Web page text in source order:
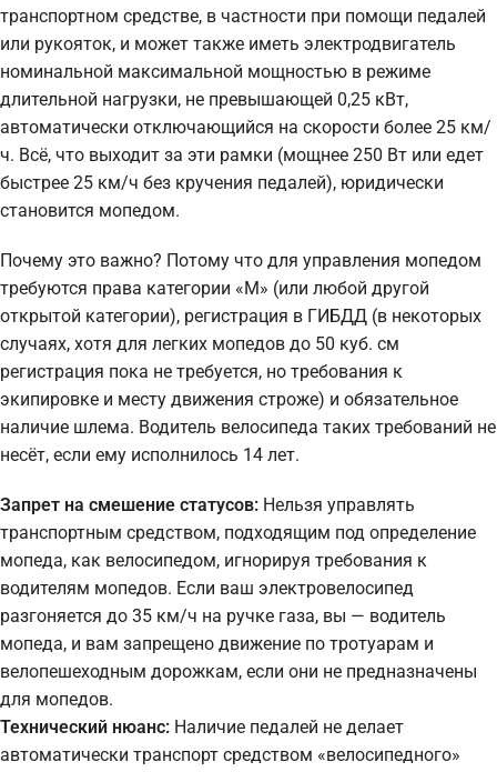
транспортном средстве, в частности при помощи педалей
или рукояток, и может также иметь электродвигатель
номинальной максимальной мощностью в режиме
длительной нагрузки, не превышающей 0,25 кВт,
автоматически отключающийся на скорости более 25 км/
ч. Всё, что выходит за эти рамки (мощнее 250 Вт или едет
быстрее 25 км/ч без кручения педалей), юридически
становится мопедом.
Почему это важно? Потому что для управления мопедом
требуются права категории «М» (или любой другой
открытой категории), регистрация в ГИБДД (в некоторых
случаях, хотя для легких мопедов до 50 куб. см
регистрация пока не требуется, но требования к
экипировке и месту движения строже) и обязательное
наличие шлема. Водитель велосипеда таких требований не
несёт, если ему исполнилось 14 лет.
Запрет на смешение статусов: Нельзя управлять
транспортным средством, подходящим под определение
мопеда, как велосипедом, игнорируя требования к
водителям мопедов. Если ваш электровелосипед
разгоняется до 35 км/ч на ручке газа, вы — водитель
мопеда, и вам запрещено движение по тротуарам и
велопешеходным дорожкам, если они не предназначены
для мопедов.
Технический нюанс: Наличие педалей не делает
автоматически транспорт средством «велосипедного»